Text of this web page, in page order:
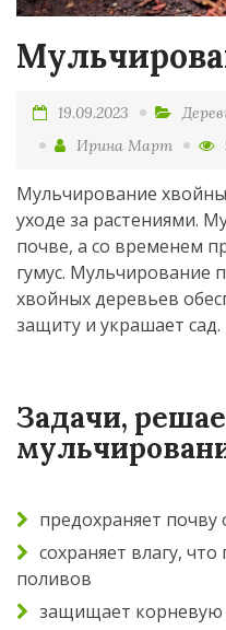
19.09.2023
Ирина Март
Мульчирование
уходе за растениями.
почве, а со временем
гумус. Мульчирование
хвойных деревьев
защиту и украшает сад.
Задачи,
предохраняет почву
сохраняет влагу,
поливов
защищает корневую